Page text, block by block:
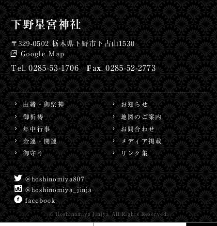
下野星宮神社
〒329-0502 栃木県下野市下古山1530
Google Map
0285-53-1706 0285-52-2773
由緒・御祭神
御祈祷
年中行事
金運・開運
御守り
お知らせ
地図のご案内
お問合わせ
メディア掲載
リンク集
@hoshinomiya807
@hoshinomiya_jinja
facebook
© Hoshinomiya Jinjya All Rights Reserved.